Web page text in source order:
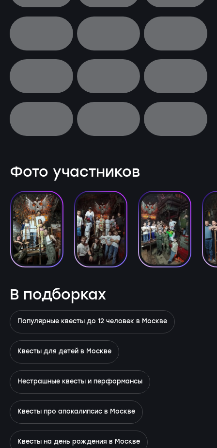
Фото участников
В подборках
Популярные квесты до 12 человек в Москве
Квесты для детей в Москве
Нестрашные квесты и перформансы
Квесты про апокалипсис в Москве
Квесты на день рождения в Москве